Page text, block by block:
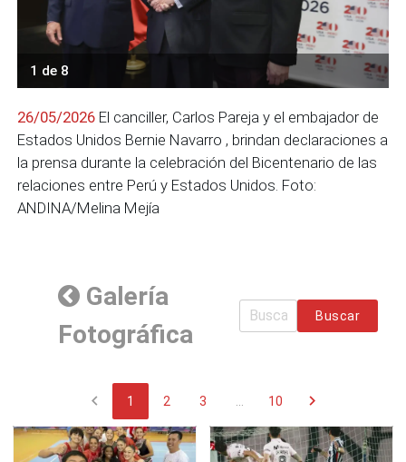
1 de 8
26/05/2026 El canciller, Carlos Pareja y el embajador de
Estados Unidos Bernie Navarro , brindan declaraciones a
la prensa durante la celebración del Bicentenario de las
relaciones entre Perú y Estados Unidos. Foto:
ANDINA/Melina Mejía
Galería
Fotográfica
Buscar
chevron_left 1 2 3 10 chevron_right